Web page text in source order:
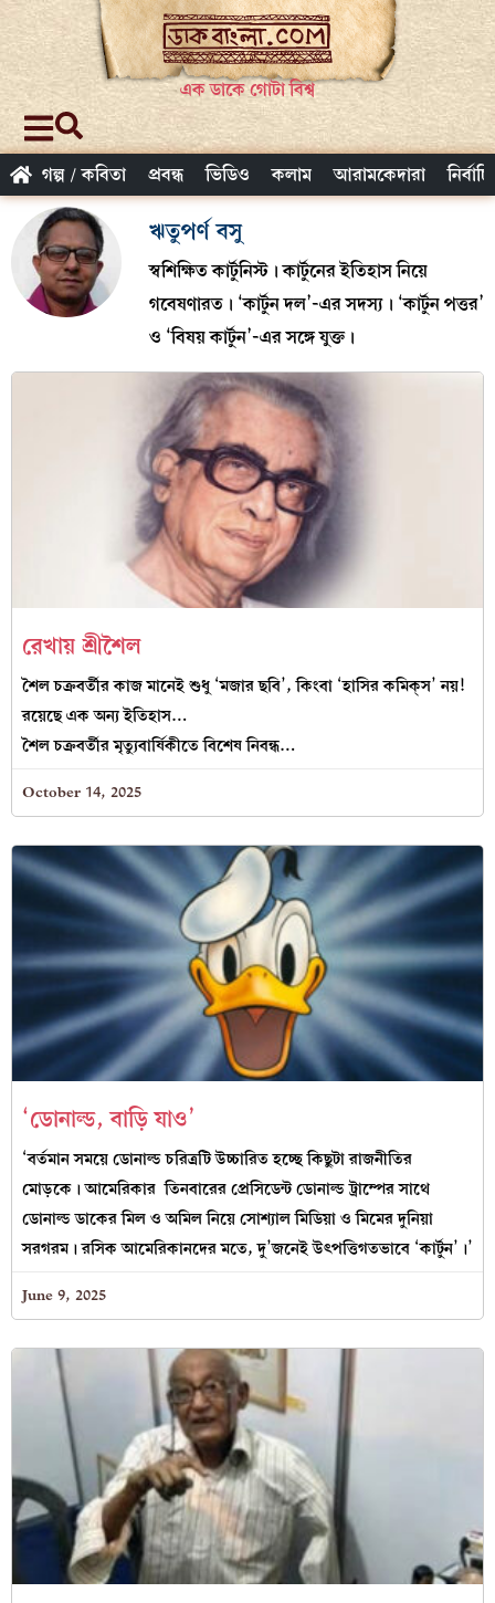
এক ডাকে গোটা বিশ্ব
গল্প / কবিতা প্রবন্ধ ভিডিও কলাম আরামকেদারা
ঋতুপর্ণ বসু
স্বশিক্ষিত কার্টুনিস্ট। কার্টুনের ইতিহাস নিয়ে
গবেষণারত। ‘কার্টুন দল’-এর সদস্য। ‘কার্টুন পত্তর’
ও ‘বিষয় কার্টুন’-এর সঙ্গে যুক্ত।
রেখায় শ্রীশৈল
শৈল চক্রবর্তীর কাজ মানেই শুধু ‘মজার ছবি’, কিংবা ‘হাসির কমিক্‌স’ নয়!
রয়েছে এক অন্য ইতিহাস…
শৈল চক্রবর্তীর মৃত্যুবার্ষিকীতে বিশেষ নিবন্ধ…
October 14, 2025
‘ডোনাল্ড, বাড়ি যাও’
‘বর্তমান সময়ে ডোনাল্ড চরিত্রটি উচ্চারিত হচ্ছে কিছুটা রাজনীতির
মোড়কে। আমেরিকার তিনবারের প্রেসিডেন্ট ডোনাল্ড ট্রাম্পের সাথে
ডোনাল্ড ডাকের মিল ও অমিল নিয়ে সোশ্যাল মিডিয়া ও মিমের দুনিয়া
সরগরম। রসিক আমেরিকানদের মতে, দু’জনেই উৎপত্তিগতভাবে ‘কার্টুন’।’
June 9, 2025